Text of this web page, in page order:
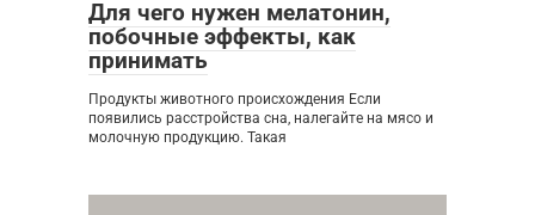
Для чего нужен мелатонин,
побочные эффекты, как
принимать
Продукты животного происхождения Если
появились расстройства сна, налегайте на мясо и
молочную продукцию. Такая